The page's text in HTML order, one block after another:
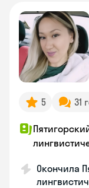
5 31
Окончила